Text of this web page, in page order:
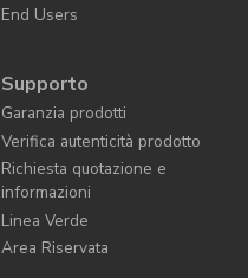
End Users
Supporto
Garanzia prodotti
Verifica autenticità prodotto
Richiesta quotazione e
informazioni
Linea Verde
Area Riservata